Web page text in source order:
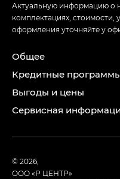
Актуальную информацию о
комплектациях, стоимости,
оформления уточняйте у
Общее
Кредитные
Выгоды и цены
Сервисная
© 2026,
ООО «Р ЦЕНТР»